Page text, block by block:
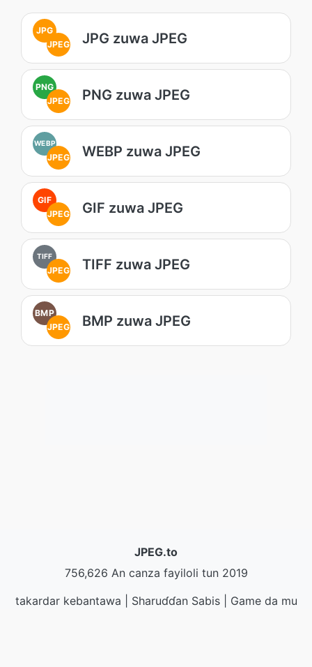
JPG
JPEG
JPG zuwa JPEG
PNG
JPEG
PNG zuwa JPEG
WEBP
JPEG WEBP zuwa JPEG
GIF
JPEG
GIF zuwa JPEG
TIFF
JPEG TIFF zuwa JPEG
BMP
JPEG
BMP zuwa JPEG
JPEG.to
756,626 An canza fayiloli tun 2019
takardar kebantawa
Sharuɗɗan Sabis| Game da mu